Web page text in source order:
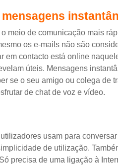
meio de comunicação mais
os e-mails não são
em contacto está online
úteis. Mensagens
se o seu amigo ou colega de
de chat de voz e vídeo.
usam para
de utilização.
precisa de uma ligação à